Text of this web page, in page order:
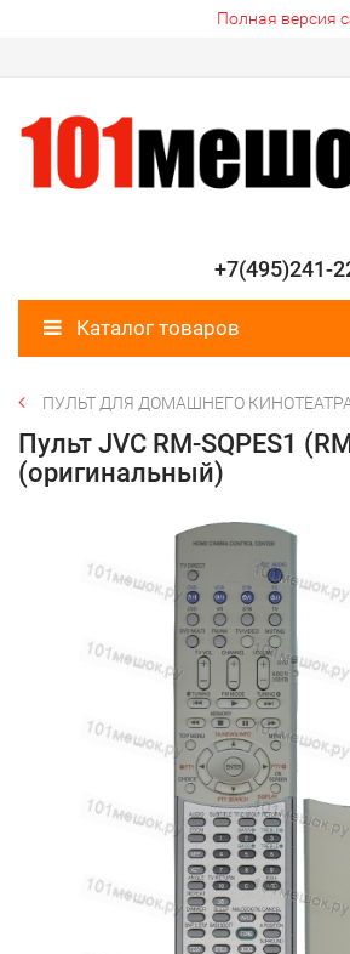
Полная версия
+7(495)241-
Каталог товаров
ПУЛЬТ ДЛЯ ДОМАШНЕГО КИНОТЕАТРА
Пульт JVC RM-SQPES1
(оригинальный)